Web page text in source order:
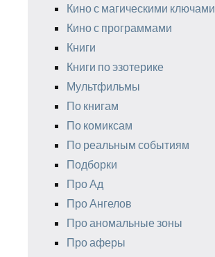
Кино с магическими ключами
Кино с программами
Книги
Книги по эзотерике
Мультфильмы
По книгам
По комиксам
По реальным событиям
Подборки
Про Ад
Про Ангелов
Про аномальные зоны
Про аферы